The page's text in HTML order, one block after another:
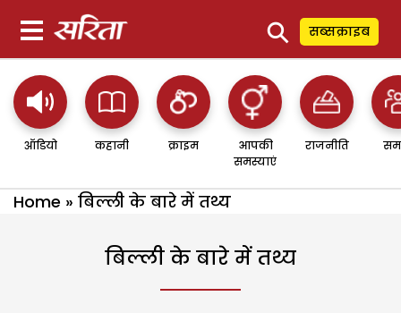
⚲ सब्सक्राइब
ऑडियो कहानी क्राइम
आपकी
समस्याएं
राजनीति
Home » बिल्ली के बारे में तथ्य
बिल्ली के बारे में तथ्य